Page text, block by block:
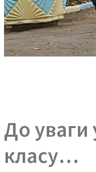
До уваги
класу…